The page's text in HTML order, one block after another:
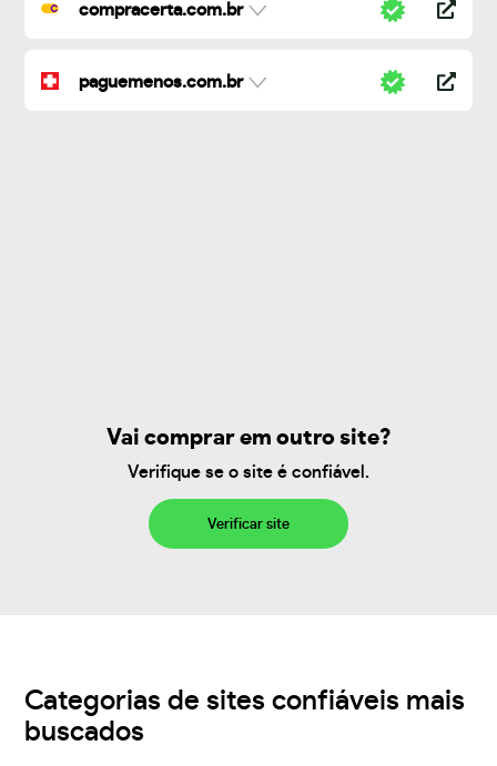
compracerta.com.br
paguemenos.com.br
Vai comprar em outro site?
Verifique se o site é confiável.
Verificar site
Categorias de sites confiáveis mais
buscados